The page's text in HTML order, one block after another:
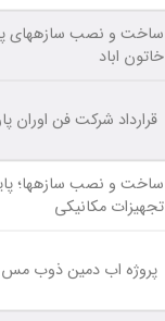
ساخت و نصب سازههای
خاتون اباد
قرارداد شرکت فن اوران
ساخت و نصب سازهها؛
تجهیزات مکانیکی
پروژه اب دمین ذوب